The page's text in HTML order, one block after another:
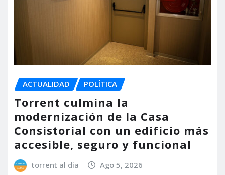
ACTUALIDAD POLÍTICA
Torrent culmina la
modernización de la Casa
Consistorial con un edificio más
accesible, seguro y funcional
torrent al dia Ago 5, 2026